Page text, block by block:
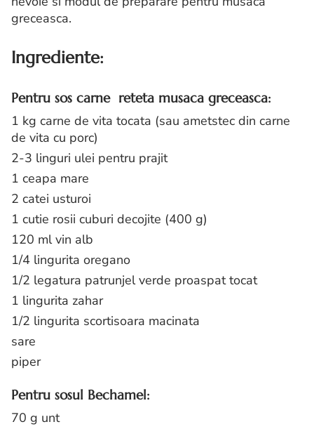
greceasca.
Ingrediente:
Pentru sos carne reteta musaca greceasca:
1 kg carne de vita tocata (sau ametstec din carne
de vita cu porc)
2-3 linguri ulei pentru prajit
1 ceapa mare
2 catei usturoi
1 cutie rosii cuburi decojite (400 g)
120 ml vin alb
1/4 lingurita oregano
1/2 legatura patrunjel verde proaspat tocat
1 lingurita zahar
1/2 lingurita scortisoara macinata
sare
piper
Pentru sosul Bechamel:
70 g unt